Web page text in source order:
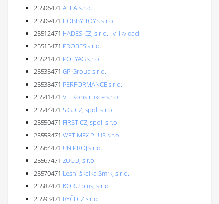
25506471 ATEA s.r.o.
25509471 HOBBY TOYS s.r.o.
25512471 HADES-CZ, s.r.o. - v likvidaci
25515471 PROBES s.r.o.
25521471 POLYAG s.r.o.
25535471 GP Group s.r.o.
25538471 PERFORMANCE s.r.o.
25541471 VH Konstrukce s.r.o.
25544471 S.G. CZ, spol. s r.o.
25550471 FIRST CZ, spol. s r.o.
25558471 WETIMEX PLUS s.r.o.
25564471 UNIPROJ s.r.o.
25567471 ZÜCO, s.r.o.
25570471 Lesní školka Smrk, s.r.o.
25587471 KORU plus, s.r.o.
25593471 RYČI CZ s.r.o.